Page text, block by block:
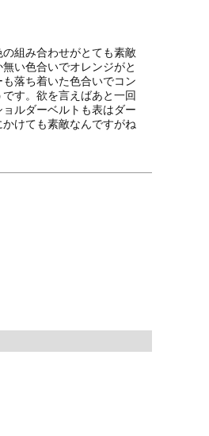
組み合わせがとても素敵
い色合いでオレンジがと
落ち着いた色合いでコン
す。欲を言えばあと一回
ルダーベルトも表はダー
けても素敵なんですがね